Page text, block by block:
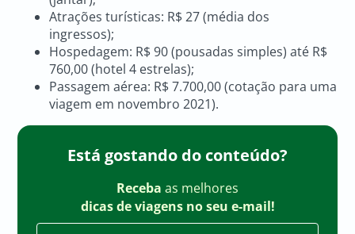
Atrações turísticas: R$ 27 (média dos
ingressos);
Hospedagem: R$ 90 (pousadas simples) até R$
760,00 (hotel 4 estrelas);
Passagem aérea: R$ 7.700,00 (cotação para uma
viagem em novembro 2021).
Está gostando do conteúdo?
Receba as melhores
dicas de viagens no seu e-mail!